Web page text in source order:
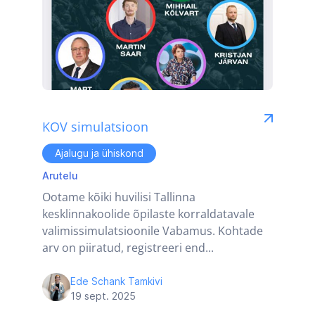
KOV simulatsioon
Ajalugu ja ühiskond
Arutelu
Ootame kõiki huvilisi Tallinna
kesklinnakoolide õpilaste korraldatavale
valimissimulatsioonile Vabamus. Kohtade
arv on piiratud, registreeri end...
Ede Schank Tamkivi
19 sept. 2025